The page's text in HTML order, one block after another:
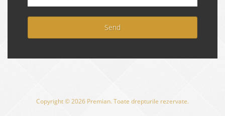
Send
Copyright © 2026 Premian. Toate drepturile rezervate.